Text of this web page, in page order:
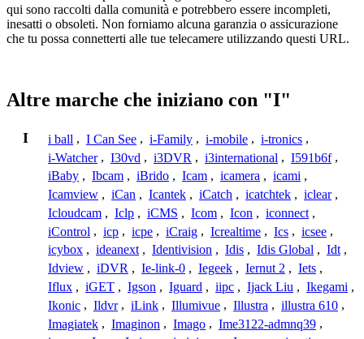
qui sono raccolti dalla comunità e potrebbero essere incompleti,
inesatti o obsoleti. Non forniamo alcuna garanzia o assicurazione
che tu possa connetterti alle tue telecamere utilizzando questi URL.
Altre marche che iniziano con "I"
I i ball , I Can See , i-Family , i-mobile , i-tronics ,
i-Watcher , I30vd , i3DVR , i3international , I591b6f ,
iBaby , Ibcam , iBrido , Icam , icamera , icami ,
Icamview , iCan , Icantek , iCatch , icatchtek , iclear ,
Icloudcam , Iclp , iCMS , Icom , Icon , iconnect ,
iControl , icp , icpe , iCraig , Icrealtime , Ics , icsee ,
icybox , ideanext , Identivision , Idis , Idis Global , Idt ,
Idview , iDVR , Ie-link-0 , Iegeek , Iernut 2 , Iets ,
Iflux , iGET , Igson , Iguard , iipc , Ijack Liu , Ikegami ,
Ikonic , Ildvr , iLink , Illumivue , Illustra , illustra 610 ,
Imagiatek , Imaginon , Imago , Ime3122-admnq39 ,